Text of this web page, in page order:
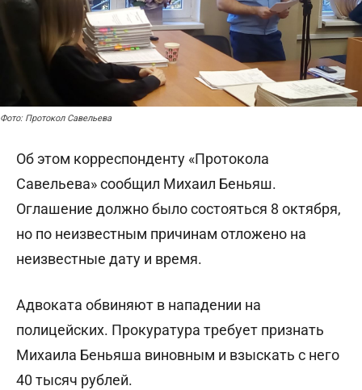
Фото: Протокол Савельева
Об этом корреспонденту «Протокола
Савельева» сообщил Михаил Беньяш.
Оглашение должно было состояться 8 октября,
но по неизвестным причинам отложено на
неизвестные дату и время.
Адвоката обвиняют в нападении на
полицейских. Прокуратура требует признать
Михаила Беньяша виновным и взыскать с него
40 тысяч рублей.